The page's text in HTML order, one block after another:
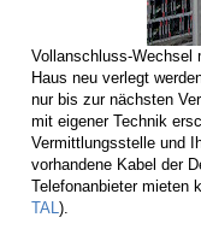
Vollanschluss-Wechsel
Haus neu verlegt
nur bis zur nächsten
mit eigener Technik
Vermittlungsstelle und
vorhandene Kabel der
Telefonanbieter mieten
TAL).